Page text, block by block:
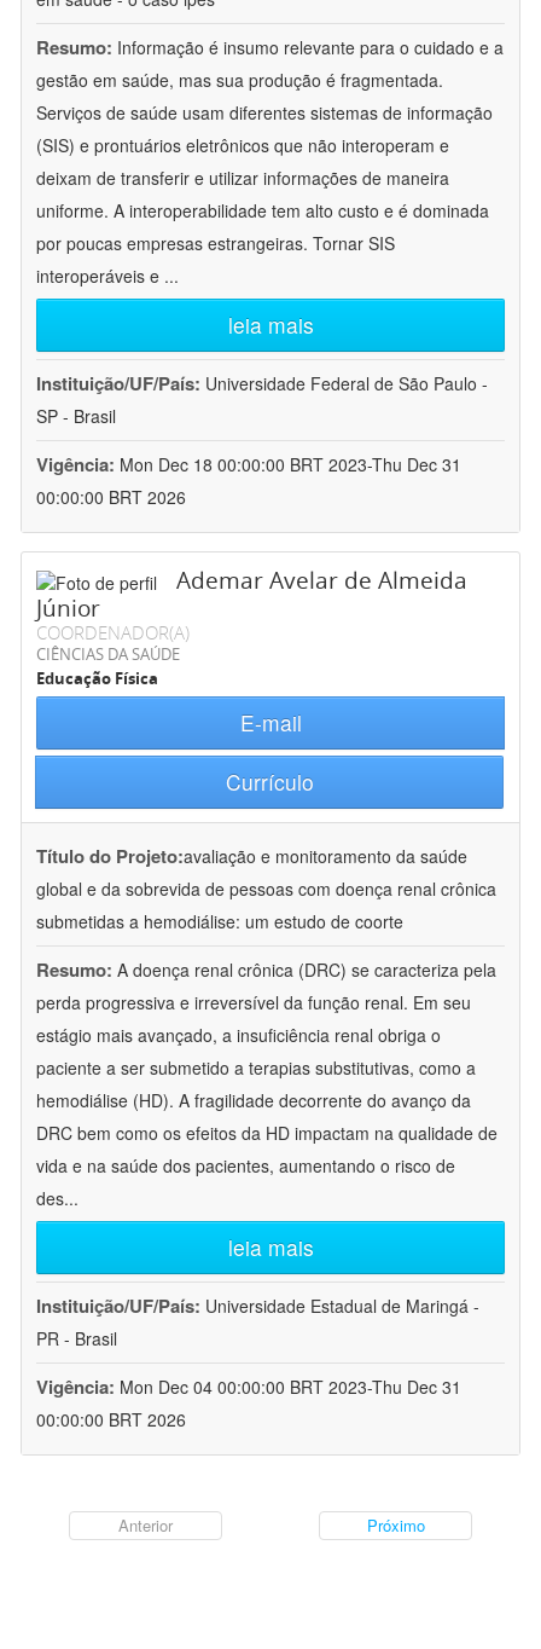
Resumo: Informação é insumo relevante para o cuidado e a
gestão em saúde, mas sua produção é fragmentada.
Serviços de saúde usam diferentes sistemas de informação
(SIS) e prontuários eletrônicos que não interoperam e
deixam de transferir e utilizar informações de maneira
uniforme. A interoperabilidade tem alto custo e é dominada
por poucas empresas estrangeiras. Tornar SIS
interoperáveis e ...
leia mais
Instituição/UF/País: Universidade Federal de São Paulo -
SP - Brasil
Vigência: Mon Dec 18 00:00:00 BRT 2023-Thu Dec 31
00:00:00 BRT 2026
Ademar Avelar de Almeida
Júnior
COORDENADOR(A)
CIÊNCIAS DA SAÚDE
Educação Física
E-mail
Currículo
Título do Projeto:avaliação e monitoramento da saúde
global e da sobrevida de pessoas com doença renal crônica
submetidas a hemodiálise: um estudo de coorte
Resumo: A doença renal crônica (DRC) se caracteriza pela
perda progressiva e irreversível da função renal. Em seu
estágio mais avançado, a insuficiência renal obriga o
paciente a ser submetido a terapias substitutivas, como a
hemodiálise (HD). A fragilidade decorrente do avanço da
DRC bem como os efeitos da HD impactam na qualidade de
vida e na saúde dos pacientes, aumentando o risco de
des...
leia mais
Instituição/UF/País: Universidade Estadual de Maringá -
PR - Brasil
Vigência: Mon Dec 04 00:00:00 BRT 2023-Thu Dec 31
00:00:00 BRT 2026
Anterior Próximo